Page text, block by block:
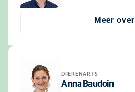
Meer over
DIERENARTS
Anna Baudoin